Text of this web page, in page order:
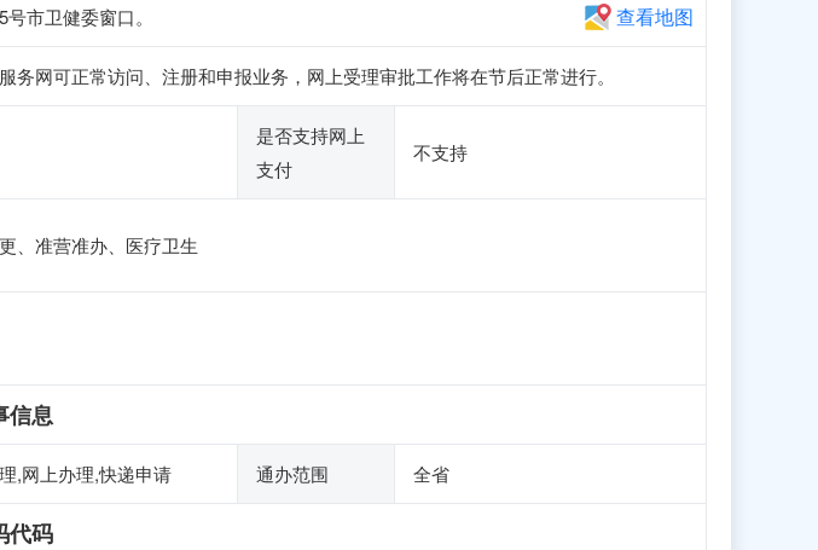
市卫健委窗口。 查看地图
网可正常访问、注册和申报业务，网上受理审批工作将在节后正常进行。
是否支持网上
支付
不支持
、准营准办、医疗卫生
信息
,网上办理,快递申请 通办范围 全省
代码